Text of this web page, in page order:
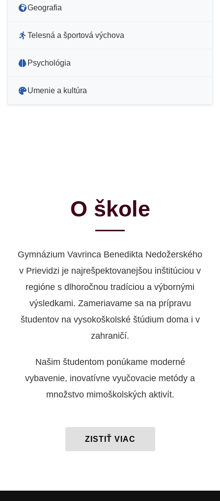
Geografia
Telesná a športová výchova
Psychológia
Umenie a kultúra
O škole
Gymnázium Vavrinca Benedikta Nedožerského
v Prievidzi je najrešpektovanejšou inštitúciou v
regióne s dlhoročnou tradíciou a výbornými
výsledkami. Zameriavame sa na prípravu
študentov na vysokoškolské štúdium doma i v
zahraničí.
Našim študentom ponúkame moderné
vybavenie, inovatívne vyučovacie metódy a
množstvo mimoškolských aktivít.
ZISTIŤ VIAC